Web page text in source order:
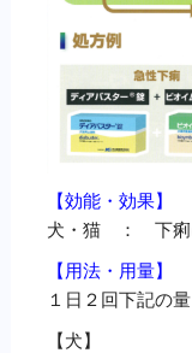
【効能・効果】
犬・猫 ： 下痢
【用法・用量】
１日２回下記の
【犬】